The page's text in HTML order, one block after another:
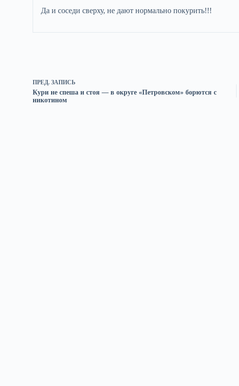
Да и соседи сверху, не дают нормально покурить!!!
ПРЕД.ЗАПИСЬ
Кури не спеша и стоя — в округе «Петровском» борются с
никотином